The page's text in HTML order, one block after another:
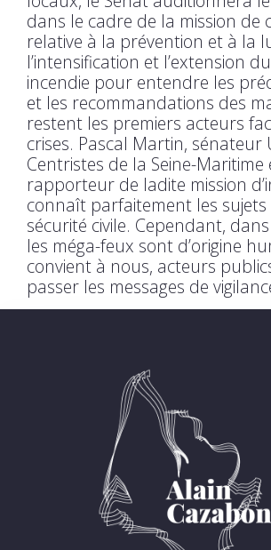
dans le cadre de la mission de
relative à la prévention et à la
l’intensification et l’extension
incendie pour entendre les
et les recommandations des
restent les premiers acteurs
crises. Pascal Martin, sénateur
Centristes de la Seine-Maritime
rapporteur de ladite mission
connaît parfaitement les sujets
sécurité civile. Cependant,
les méga-feux sont d’origine
convient à nous, acteurs
passer les messages de